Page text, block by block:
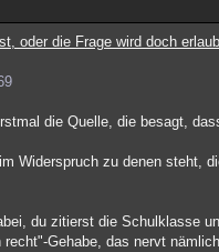
oder die Frage wird doch
die Quelle, die besagt,
Widerspruch zu denen steht,
du zitierst die Schulklasse
recht"-Gehabe, das nervt